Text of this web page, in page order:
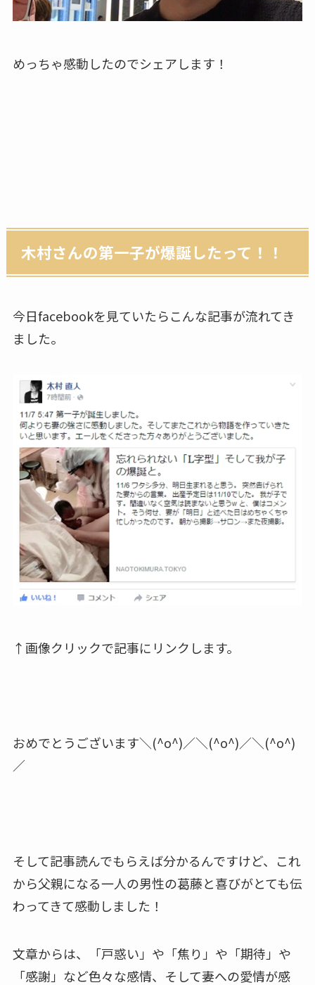
めっちゃ感動したのでシェアします！
木村さんの第一子が爆誕したって！！
今日facebookを見ていたらこんな記事が流れてき
ました。
↑画像クリックで記事にリンクします。
おめでとうございます＼(^o^)／＼(^o^)／＼(^o^)
／
そして記事読んでもらえば分かるんですけど、これ
から父親になる一人の男性の葛藤と喜びがとても伝
わってきて感動しました！
文章からは、「戸惑い」や「焦り」や「期待」や
「感謝」など色々な感情、そして妻への愛情が感